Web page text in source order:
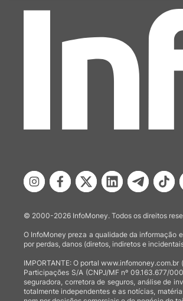
© 2000-2026 InfoMoney. Todos os direitos
O InfoMoney preza a qualidade da informação
por perdas, danos (diretos, indiretos e
IMPORTANTE: O portal
Participações S/A (CNPJ/MF nº 09.163.677/
seguradora, corretora de seguros, análise de
totalmente independentes e as notícias,